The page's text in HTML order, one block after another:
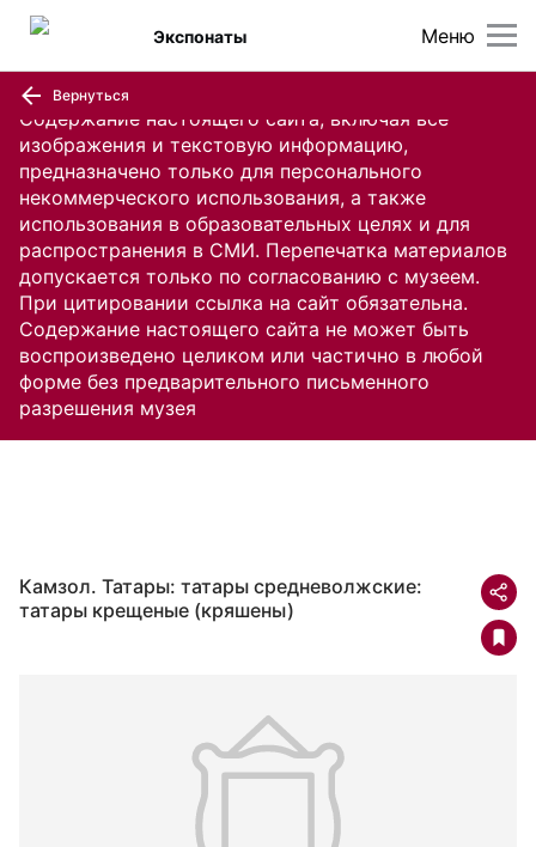
Содержание настоящего сайта, включая все
изображения и текстовую информацию,
предназначено только для персонального
некоммерческого использования, а также
использования в образовательных целях и для
распространения в СМИ. Перепечатка материалов
допускается только по согласованию с музеем.
При цитировании ссылка на сайт обязательна.
Содержание настоящего сайта не может быть
воспроизведено целиком или частично в любой
форме без предварительного письменного
разрешения музея
Меню
Экспонаты
Вернуться
Камзол. Татары: татары средневолжские:
татары крещеные (кряшены)